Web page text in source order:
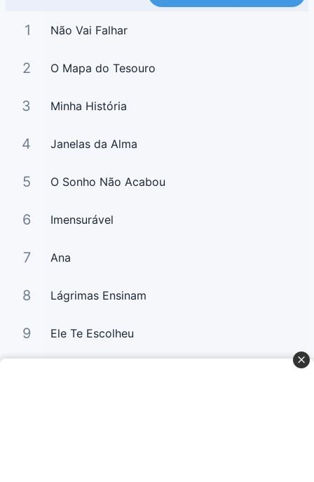
1 Não Vai Falhar
2 O Mapa do Tesouro
3 Minha História
4 Janelas da Alma
5 O Sonho Não Acabou
6 Imensurável
7 Ana
8 Lágrimas Ensinam
9 Ele Te Escolheu